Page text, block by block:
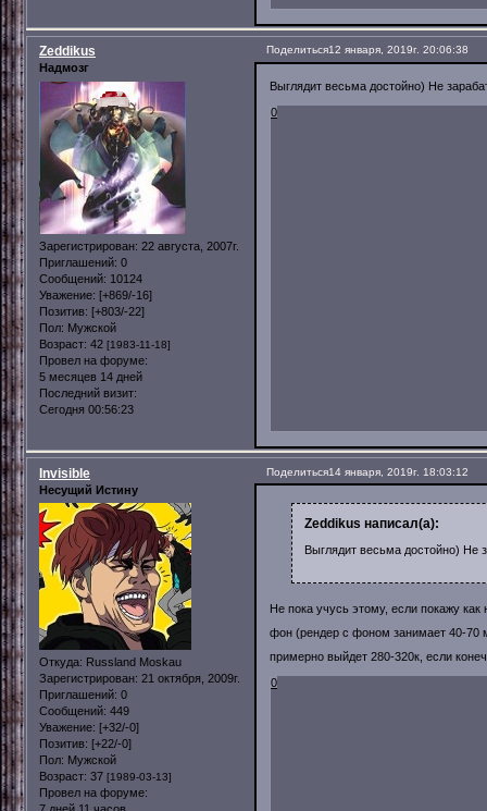
Поделиться12 января, 2019г. 20:06:38
Zeddikus
Надмозг
Зарегистрирован: 22 августа, 2007г.
Приглашений: 0
Сообщений: 10124
Уважение: [+869/-16]
Позитив: [+803/-22]
Пол: Мужской
Возраст: 42 [1983-11-18]
Провел на форуме:
5 месяцев 14 дней
Последний визит:
Сегодня 00:56:23
Выглядит весьма достойно) Не
0
Поделиться14 января, 2019г. 18:03:12
Invisible
Несущий Истину
Откуда: Russland Moskau
Зарегистрирован: 21 октября, 2009г.
Приглашений: 0
Сообщений: 449
Уважение: [+32/-0]
Позитив: [+22/-0]
Пол: Мужской
Возраст: 37 [1989-03-13]
Провел на форуме:
Zeddikus написал(а):
Выглядит весьма достойно) Не
Не пока учусь этому, если покажу
фон (рендер с фоном занимает 40-70
примерно выйдет 280-320к, если
0